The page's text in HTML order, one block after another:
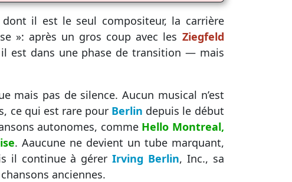
il est le seul compositeur, la carrière
»: après un gros coup avec les Ziegfeld
est dans une phase de transition — mais
mais pas de silence. Aucun musical n’est
ce qui est rare pour Berlin depuis le début
autonomes, comme Hello Montreal,
. Aaucune ne devient un tube marquant,
il continue à gérerIrving Berlin, Inc., sa
anciennes.